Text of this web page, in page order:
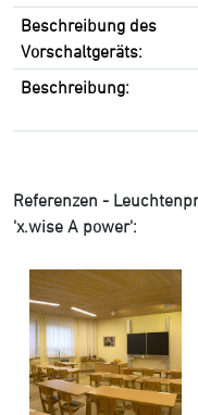
Beschreibung des
Vorschaltgeräts:
Beschreibung:
Referenzen -
'x.wise A power':